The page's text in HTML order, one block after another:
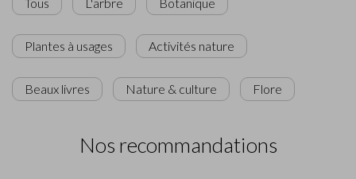
Plantes à usages Activités nature
Beaux livres Nature & culture Flore
Nos recommandations